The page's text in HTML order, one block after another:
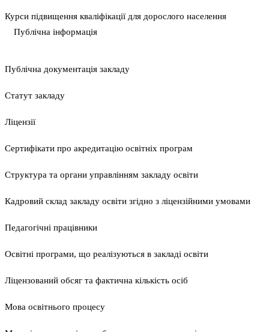
Курси підвищення кваліфікації для дорослого населення
Публічна інформація
Публічна документація закладу
Статут закладу
Ліцензії
Сертифікати про акредитацію освітніх програм
Структура та органи управлінням закладу освіти
Кадровий склад закладу освіти згідно з ліцензійними умовами
Педагогічні працівники
Освітні програми, що реалізуються в закладі освіти
Ліцензований обсяг та фактична кількість осіб
Мова освітнього процесу